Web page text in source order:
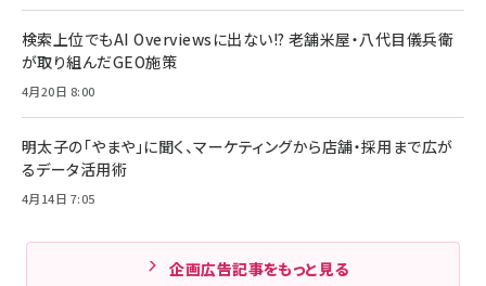
検索上位でもAI Overviewsに出ない!? 老舗米屋・八代目儀兵衛
が取り組んだGEO施策
4月20日 8:00
明太子の「やまや」に聞く、マーケティングから店舗・採用まで広が
るデータ活用術
4月14日 7:05
企画広告記事をもっと見る